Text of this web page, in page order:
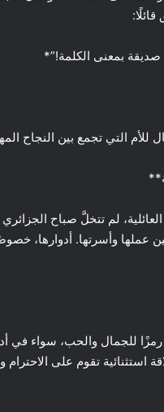
بمعنى الكلمة!”*
للأم التي تجمع بين النجاح
العائلية، لم تتخلَّ صباح
عملها وأسرتها. أدوارها،
للجمال والحب، سواء في
استثنائية تقوم على الاحترام